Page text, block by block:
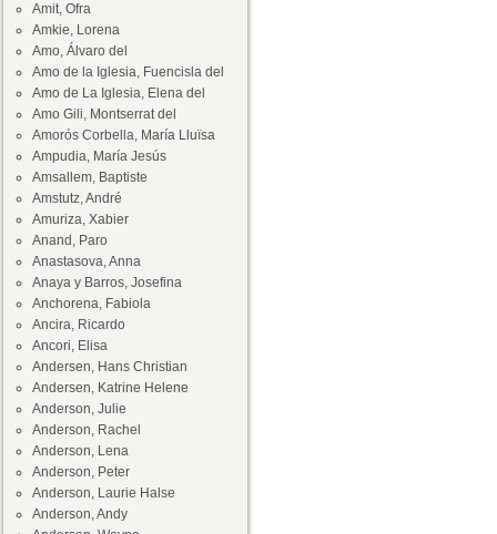
Amit, Ofra
Amkie, Lorena
Amo, Álvaro del
Amo de la Iglesia, Fuencisla del
Amo de La Iglesia, Elena del
Amo Gili, Montserrat del
Amorós Corbella, María Lluïsa
Ampudia, María Jesús
Amsallem, Baptiste
Amstutz, André
Amuriza, Xabier
Anand, Paro
Anastasova, Anna
Anaya y Barros, Josefina
Anchorena, Fabiola
Ancira, Ricardo
Ancori, Elisa
Andersen, Hans Christian
Andersen, Katrine Helene
Anderson, Julie
Anderson, Rachel
Anderson, Lena
Anderson, Peter
Anderson, Laurie Halse
Anderson, Andy